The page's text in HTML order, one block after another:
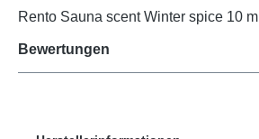
Rento Sauna scent Winter spice 10 ml
Bewertungen